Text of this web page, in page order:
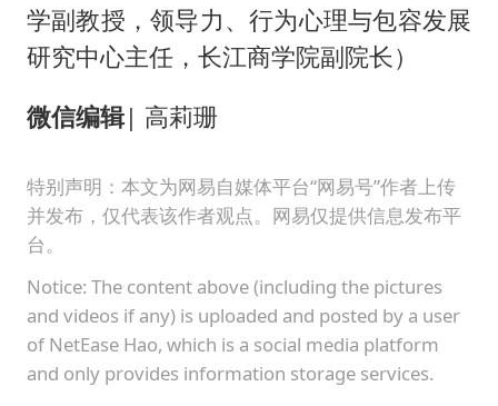
学副教授，领导力、行为心理与包容发展
研究中心主任，长江商学院副院长）
微信编辑| 高莉珊
特别声明：本文为网易自媒体平台“网易号”作者上传
并发布，仅代表该作者观点。网易仅提供信息发布平
台。
Notice: The content above (including the pictures
and videos if any) is uploaded and posted by a user
of NetEase Hao, which is a social media platform
and only provides information storage services.